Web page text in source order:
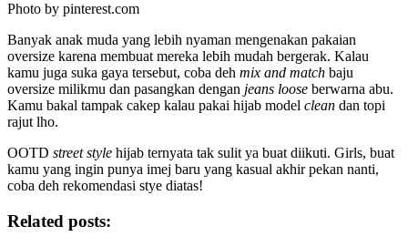
Photo by pinterest.com
Banyak anak muda yang lebih nyaman mengenakan pakaian
oversize karena membuat mereka lebih mudah bergerak. Kalau
kamu juga suka gaya tersebut, coba deh mix and match baju
oversize milikmu dan pasangkan dengan jeans loose berwarna abu.
Kamu bakal tampak cakep kalau pakai hijab model clean dan topi
rajut lho.
OOTD street style hijab ternyata tak sulit ya buat diikuti. Girls, buat
kamu yang ingin punya imej baru yang kasual akhir pekan nanti,
coba deh rekomendasi stye diatas!
Related posts: